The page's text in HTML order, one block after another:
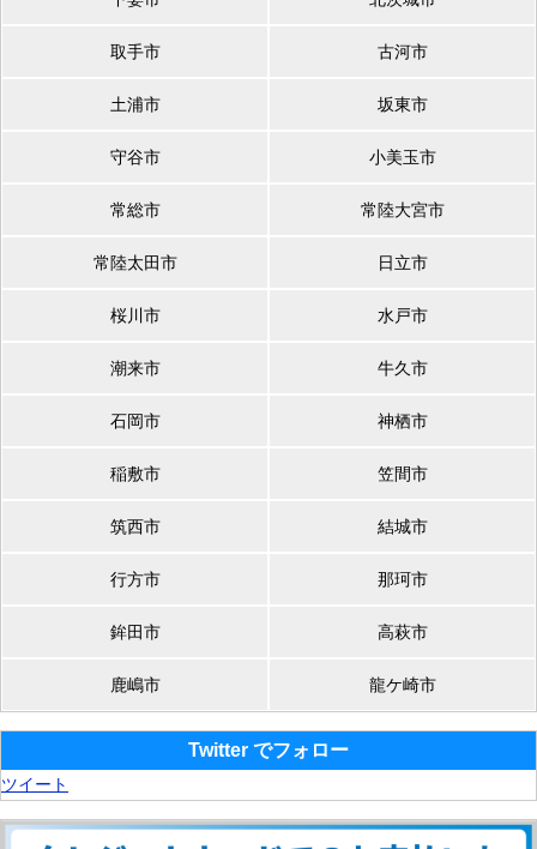
取手市 古河市
土浦市 坂東市
守谷市 小美玉市
常総市 常陸大宮市
常陸太田市 日立市
桜川市 水戸市
潮来市 牛久市
石岡市 神栖市
稲敷市 笠間市
筑西市 結城市
行方市 那珂市
鉾田市 高萩市
鹿嶋市 龍ケ崎市
Twitter でフォロー
ツイート